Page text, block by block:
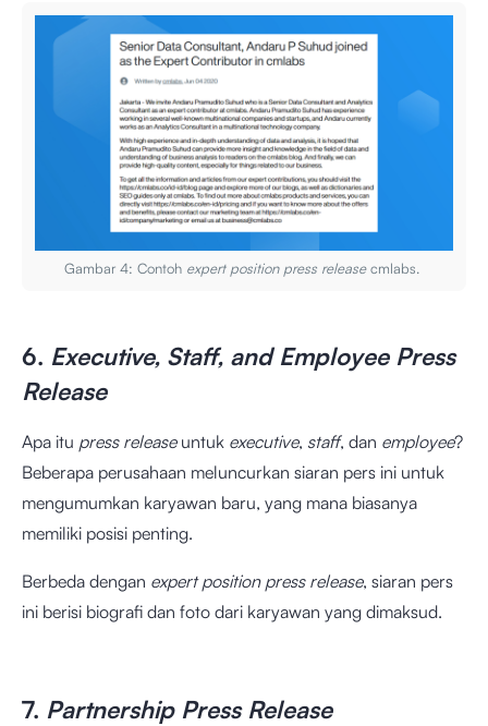
Gambar 4: Contoh expert position press releasecmlabs.
6. Executive, Staff, and Employee Press
Release
Apa itu press releaseuntuk executive, staff, dan employee?
Beberapa perusahaan meluncurkan siaran pers ini untuk
mengumumkan karyawan baru, yang mana biasanya
memiliki posisi penting.
Berbeda dengan expert position press release, siaran pers
ini berisi biografi dan foto dari karyawan yang dimaksud.
7. Partnership Press Release